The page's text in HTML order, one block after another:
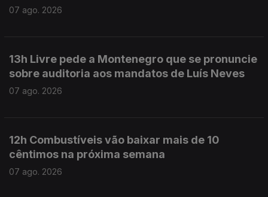
07 ago. 2026
13h Livre pede a Montenegro que se pronuncie
sobre auditoria aos mandatos de Luís Neves
07 ago. 2026
12h Combustíveis vão baixar mais de 10
cêntimos na próxima semana
07 ago. 2026